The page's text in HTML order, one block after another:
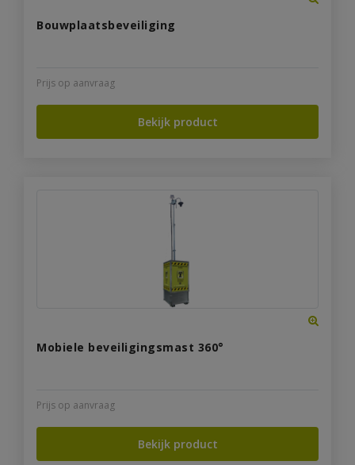
Bouwplaatsbeveiliging
Prijs op aanvraag
Bekijk product
Mobiele beveiligingsmast 360°
Prijs op aanvraag
Bekijk product